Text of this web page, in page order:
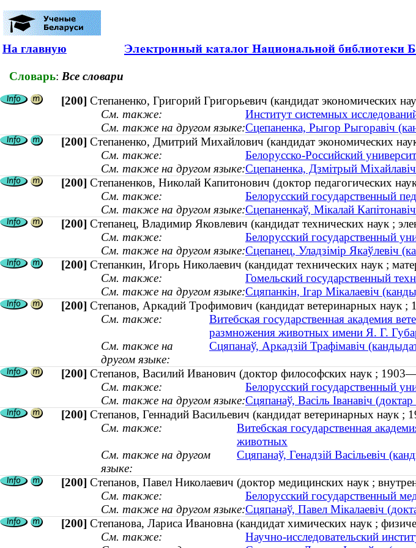
На главную
Словарь: Все словари
[200] Степаненко, Григорий Григорьевич (кандидат экономических
См. также:
Институт системных
См. также на другом языке:Сцепаненка, Рыгор Рыгоравіч
[200] Степаненко, Дмитрий Михайлович (кандидат экономических
См. также:
Белорусско-Российский
См. также на другом языке:Сцепаненка, Дзмітрый
[200] Степаненков, Николай Капитонович (доктор педагогических
См. также:
Белорусский государственный
См. также на другом языке:Сцепаненкаў, Мікалай
[200] Степанец, Владимир Яковлевич (кандидат технических наук ;
См. также:
Белорусский государственный
См. также на другом языке:Сцепанец, Уладзiмiр Якаўлевiч
[200] Степанкин, Игорь Николаевич (кандидат технических наук ;
См. также:
Гомельский государственный
См. также на другом языке:Сцяпанкін, Ігар Мікалаевіч
[200] Степанов, Аркадий Трофимович (кандидат ветеринарных наук
См. также:
Витебская государственная академия
размножения животных имени Я. Г.
См. также на
другом языке:
Сцяпанаў, Аркадзій Трафімавіч
[200] Степанов, Василий Иванович (доктор философских наук ;
См. также:
Белорусский государственный
См. также на другом языке:Сцяпанаў, Васіль Іванавіч
[200] Степанов, Геннадий Васильевич (кандидат ветеринарных наук
См. также:
Витебская государственная
животных
См. также на другом
языке:
Сцяпанаў, Генадзій Васільевіч
[200] Степанов, Павел Николаевич (доктор медицинских наук ;
См. также:
Белорусский государственный
См. также на другом языке:Сцяпанаў, Павел Мікалаевіч
[200] Степанова, Лариса Ивановна (кандидат химических наук ;
См. также:
Научно-исследовательский